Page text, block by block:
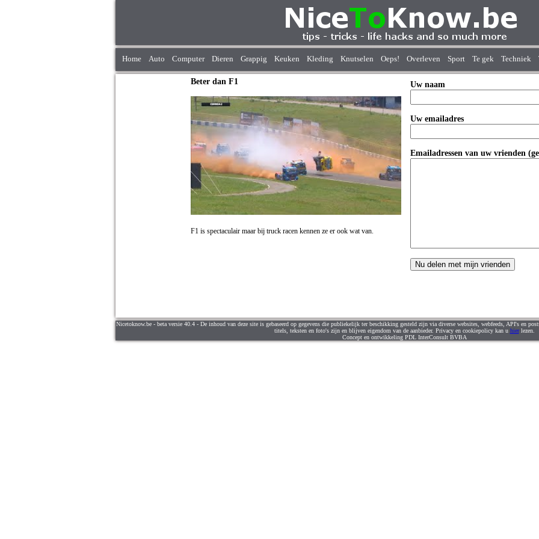
Home Auto Computer Dieren Grappig Keuken Kleding Knutselen Oeps! Overleven Sport Te gek Techniek
Beter dan F1
F1 is spectaculair maar bij truck racen kennen ze er ook wat van.
Uw naam
Uw emailadres
Emailadressen van uw vrienden
Nicetoknow.be - beta versie 40.4 - De inhoud van deze site is gebaseerd op gegevens die publiekelijk ter beschikking gesteld zijn via diverse websites, webfeeds, API's en
titels, teksten en foto's zijn en blijven eigendom van de aanbieder. Privacy en cookiepolicy kan u hierlezen.
Concept en ontwikkeling PDL InterConsult BVBA